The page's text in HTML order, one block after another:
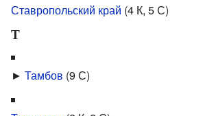
Ставропольский край (4 К, 5 С)
Т
► Тамбов (9 С)